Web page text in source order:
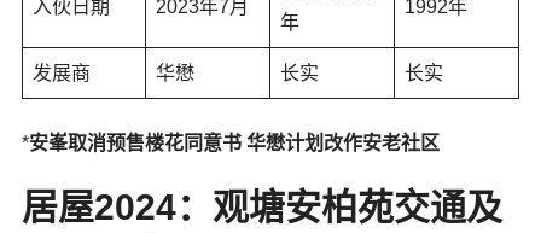
入伙日期 2023年7月
年
1992年
发展商 华懋 长实 长实
*安峯取消预售楼花同意书 华懋计划改作安老社区
居屋2024：观塘安柏苑交通及